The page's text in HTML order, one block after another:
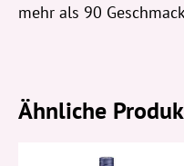
mehr als 90
Ähnliche